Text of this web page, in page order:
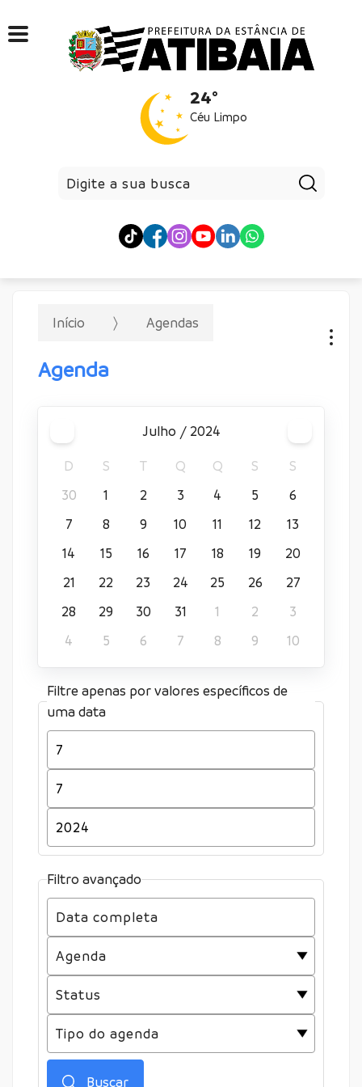
24°
Céu Limpo
Início Agendas
Agenda
julho / 2024
D
S T Q Q S
S
30
1 2 3 4 5
6
7
8 9 10 11 12
13
14
15 16 17 18 19
20
21
22 23 24 25 26
27
28
29 30 31 1 2
3
4
5 6 7 8 9 10
Filtre apenas por valores específicos de
uma data
Filtro avançado
Buscar